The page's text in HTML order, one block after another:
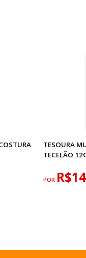
TESOURA
TECELÃO
POR